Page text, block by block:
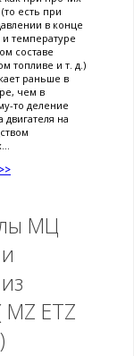
есть при
в конце
температуре
составе
топливе и т. д.)
раньше в
чем в
то деление
на
МЦ
ETZ